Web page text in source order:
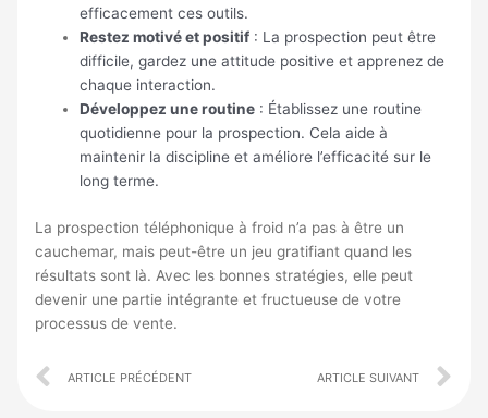
efficacement ces outils.
Restez motivé et positif : La prospection peut être
difficile, gardez une attitude positive et apprenez de
chaque interaction.
Développez une routine : Établissez une routine
quotidienne pour la prospection. Cela aide à
maintenir la discipline et améliore l’efficacité sur le
long terme.
La prospection téléphonique à froid n’a pas à être un
cauchemar, mais peut-être un jeu gratifiant quand les
résultats sont là. Avec les bonnes stratégies, elle peut
devenir une partie intégrante et fructueuse de votre
processus de vente.
Prev
ARTICLE PRÉCÉDENT ARTICLE SUIVANT